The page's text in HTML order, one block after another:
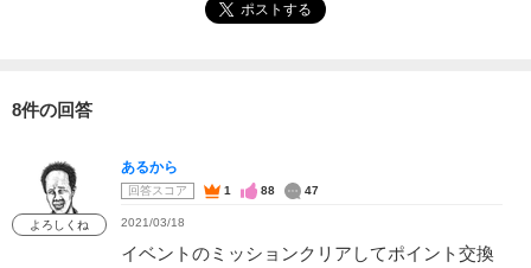
ポストする
8件の回答
よろしくね
あるから
回答スコア 1 88 47
2021/03/18
イベントのミッションクリアしてポイント交換